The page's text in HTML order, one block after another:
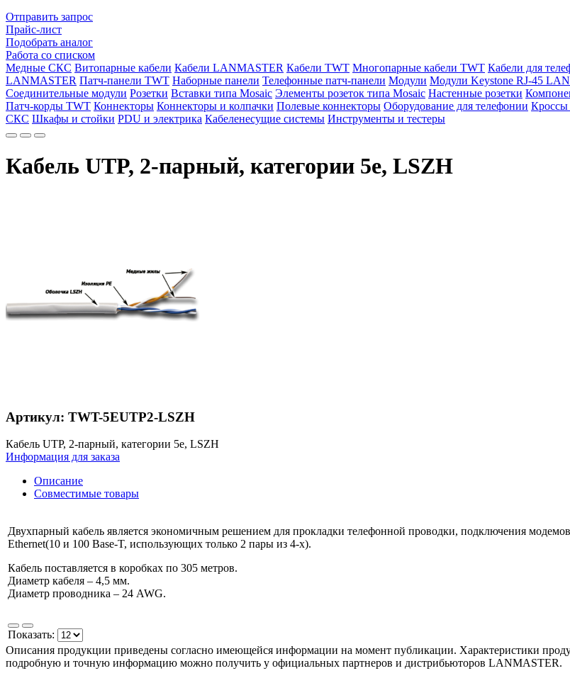
Отправить запрос
Прайс-лист
Подобрать аналог
Работа со списком
Медные СКС Витопарные кабели Кабели LANMASTER Кабели TWT Многопарные кабели TWT Кабели для
LANMASTER Патч-панели TWT Наборные панели Телефонные патч-панели Модули Модули Keystone RJ-45
Соединительные модули Розетки Вставки типа Mosaic Элементы розеток типа Mosaic Настенные розетки
Патч-корды TWT Коннекторы Коннекторы и колпачки Полевые коннекторы Оборудование для телефонии Кроссы
СКС Шкафы и стойки PDU и электрика Кабеленесущие системы Инструменты и тестеры
Кабель UTP, 2-парный, категории 5e, LSZH
Артикул: TWT-5EUTP2-LSZH
Кабель UTP, 2-парный, категории 5e, LSZH
Информация для заказа
Описание
Совместимые товары
Двухпарный кабель является экономичным решением для прокладки телефонной проводки, подключения
Ethernet(10 и 100 Base-T, использующих только 2 пары из 4-х).
Кабель поставляется в коробках по 305 метров.
Диаметр кабеля – 4,5 мм.
Диаметр проводника – 24 AWG.
Показать:
Описания продукции приведены согласно имеющейся информации на момент публикации. Характеристики
подробную и точную информацию можно получить у официальных партнеров и дистрибьюторов LANMASTER.